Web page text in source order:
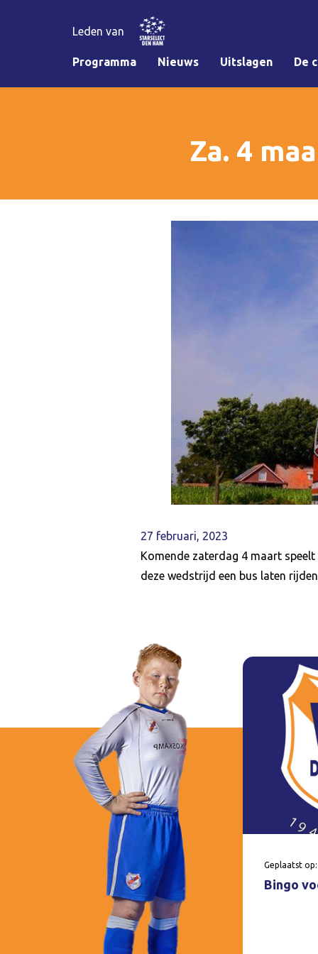
Leden van
Programma Nieuws Uitslagen De
Za. 4
27 februari, 2023
Komende zaterdag 4 maart
deze wedstrijd een bus laten
Geplaatst
Bingo